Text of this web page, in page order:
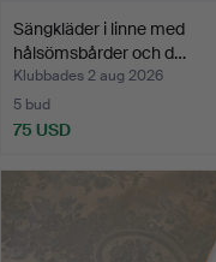
Sängkläder i linne med
hålsömsbårder och d…
Klubbades 2 aug 2026
5 bud
75 USD